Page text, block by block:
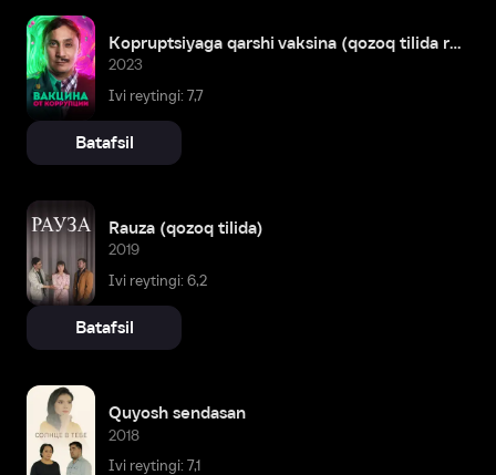
Корruptsiyaga qarshi vaksina (qozoq tilida ruscha subtitrlar bilan)
2023
Ivi reytingi: 7,7
Batafsil
Rauza (qozoq tilida)
2019
Ivi reytingi: 6,2
Batafsil
Quyosh sendasan
2018
Ivi reytingi: 7,1